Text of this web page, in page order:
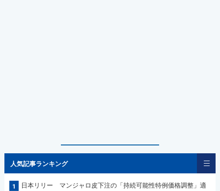
人気記事ランキング
1
日本リリー マンジャロ皮下注の「持続可能性特例価格調整」適